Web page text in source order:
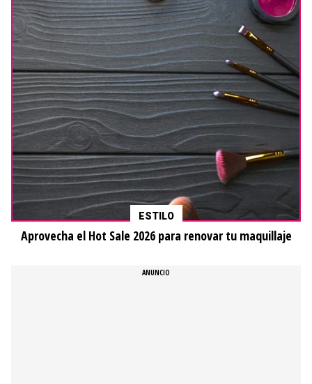
ESTILO
Aprovecha el Hot Sale 2026 para renovar tu maquillaje